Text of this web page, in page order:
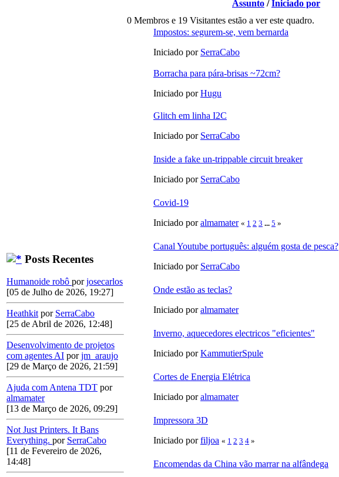
Posts Recentes
Humanoide robô porjosecarlos
[05 de Julho de 2026, 19:27]
Heathkit por SerraCabo
[25 de Abril de 2026, 12:48]
Desenvolvimento de projetos
com agentes AI porjm_araujo
[29 de Março de 2026, 21:59]
Ajuda com Antena TDT por
almamater
[13 de Março de 2026, 09:29]
Not Just Printers. It Bans
Everything. por SerraCabo
[11 de Fevereiro de 2026,
14:48]
Assunto /Iniciado por
0 Membros e 19 Visitantes estão a ver este quadro.
Impostos: segurem-se, vem bernarda
Iniciado por SerraCabo
Borracha para pára-brisas ~72cm?
Iniciado porHugu
Glitch em linha I2C
Iniciado por SerraCabo
Inside a fake un-trippable circuit breaker
Iniciado por SerraCabo
Covid-19
Iniciado poralmamater « 1 2 3 ... 5 »
Canal Youtube português: alguém gosta de pesca?
Iniciado por SerraCabo
Onde estão as teclas?
Iniciado poralmamater
Inverno, aquecedores electricos "eficientes"
Iniciado porKammutierSpule
Cortes de Energia Elétrica
Iniciado poralmamater
Impressora 3D
Iniciado porfiljoa « 1 2 3 4 »
Encomendas da China vão marrar na alfândega